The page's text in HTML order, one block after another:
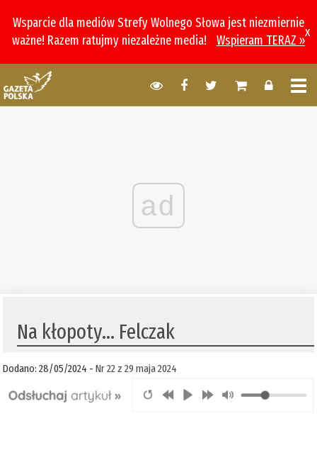
Wsparcie dla mediów Strefy Wolnego Słowa jest niezmiernie
ważne! Razem ratujmy niezależne media!
Wspieram TERAZ »
x
ad
Na kłopoty… Felczak
Dodano: 28/05/2024 -Nr 22 z 29 maja 2024